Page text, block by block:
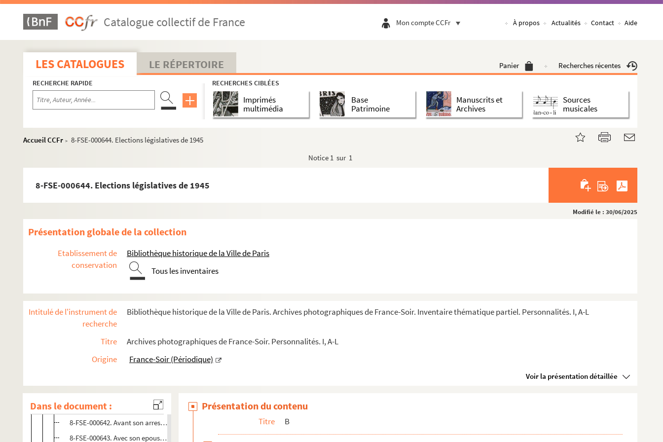
Catalogue collectif de France Mon compte CCFr À propos Actualités Contact Aide
LES CATALOGUES LE RÉPERTOIRE Panier Recherches récentes
RECHERCHE RAPIDE RECHERCHES CIBLÉES
Imprimés
multimédia
Base
Patrimoine
Manuscrits et
Archives
Sources
musicales
Accueil CCFr > 8-FSE-000644. Elections législatives de 1945
Notice 1 sur 1
8-FSE-000644. Elections législatives de 1945
Modifié le : 30/06/2025
Présentation globale de la collection
Etablissement de
conservation
Bibliothèque historique de la Ville de Paris
Tous les inventaires
Intitulé de l'instrument de
recherche
Bibliothèque historique de la Ville de Paris. Archives photographiques de France-Soir. Inventaire thématique partiel. Personnalités. I, A-L
Titre
Archives photographiques de France-Soir. Personnalités. I, A-L
Origine
France-Soir (Périodique)
Voir la présentation détaillée
Dans le document :
FSE-004124. Badin, Charles
FSC-001068. Bani-Sadr, Abolhassan
8-FSE-000632. Bard, François, Amiral
Bardot, Brigitte
FSE-004125. Barthélémy, Victor
Blum, Léon
FSE-003529. Portraits dessinés
FSI-000118. Caricatures
FSE-003050. Congrès socialiste au Gymnase Huyghens
FSE-003053. American Club
FSE-003054. Anniversaire de la Commune de Paris devant le mur des Fédérés, au cimetière du Père Lachaise
FSE-003055. Fête de l'Humanité
FSE-003057. Gouvernement Camille Chautemps
FSE-003058. Crise ministérielle 1938
FSE-003060. Gouvernement Daladier
8-FSE-000641. Banquet de la Ligue Internationale contre l'Antisémitisme
FSE-003062. Crise ministérielle 1940
FSE-003063. Au Sénat
8-FSE-000642. Avant son arrestation
8-FSE-000643. Avec son epouse dans un hôtel de Niederdorf en Allemagne, après leur libération.
Présentation du contenu
Titre B